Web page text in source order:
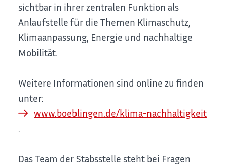
sichtbar in ihrer zentralen Funktion als
Anlaufstelle für die Themen Klimaschutz,
Klimaanpassung, Energie und nachhaltige
Mobilität.
Weitere Informationen sind online zu finden
unter:
www.boeblingen.de/klima-nachhaltigkeit
.
Das Team der Stabsstelle steht bei Fragen